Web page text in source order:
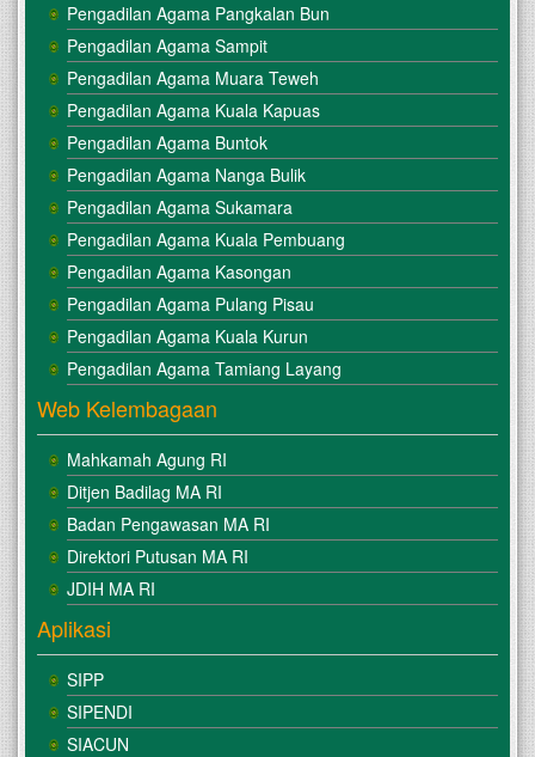
Pengadilan Agama Pangkalan Bun
Pengadilan Agama Sampit
Pengadilan Agama Muara Teweh
Pengadilan Agama Kuala Kapuas
Pengadilan Agama Buntok
Pengadilan Agama Nanga Bulik
Pengadilan Agama Sukamara
Pengadilan Agama Kuala Pembuang
Pengadilan Agama Kasongan
Pengadilan Agama Pulang Pisau
Pengadilan Agama Kuala Kurun
Pengadilan Agama Tamiang Layang
Web Kelembagaan
Mahkamah Agung RI
Ditjen Badilag MA RI
Badan Pengawasan MA RI
Direktori Putusan MA RI
JDIH MA RI
Aplikasi
SIPP
SIPENDI
SIACUN